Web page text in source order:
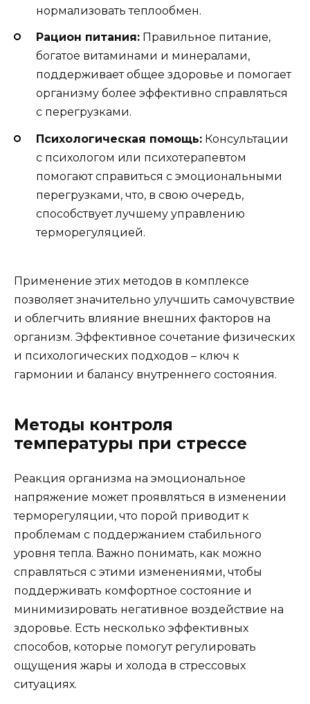
нормализовать теплообмен.
Рацион питания: Правильное питание,
богатое витаминами и минералами,
поддерживает общее здоровье и помогает
организму более эффективно справляться
с перегрузками.
Психологическая помощь: Консультации
с психологом или психотерапевтом
помогают справиться с эмоциональными
перегрузками, что, в свою очередь,
способствует лучшему управлению
терморегуляцией.
Применение этих методов в комплексе
позволяет значительно улучшить самочувствие
и облегчить влияние внешних факторов на
организм. Эффективное сочетание физических
и психологических подходов – ключ к
гармонии и балансу внутреннего состояния.
Методы контроля
температуры при стрессе
Реакция организма на эмоциональное
напряжение может проявляться в изменении
терморегуляции, что порой приводит к
проблемам с поддержанием стабильного
уровня тепла. Важно понимать, как можно
справляться с этими изменениями, чтобы
поддерживать комфортное состояние и
минимизировать негативное воздействие на
здоровье. Есть несколько эффективных
способов, которые помогут регулировать
ощущения жары и холода в стрессовых
ситуациях.